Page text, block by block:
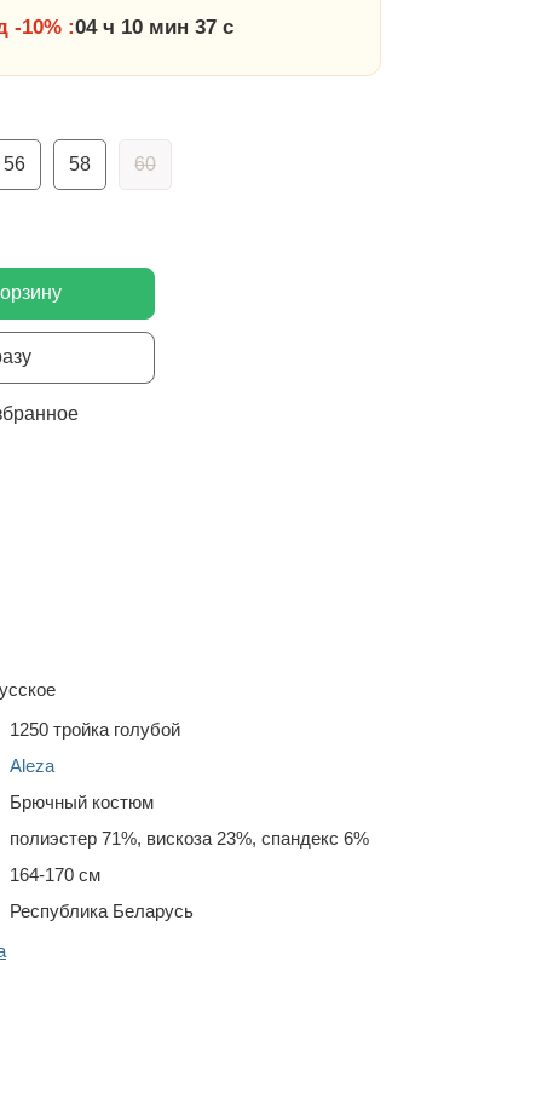
-10% :04 ч 10 мин 36 с
56 58 60
1250 тройка голубой
Aleza
Брючный костюм
полиэстер 71%, вискоза 23%, спандекс 6%
164-170 см
Республика Беларусь